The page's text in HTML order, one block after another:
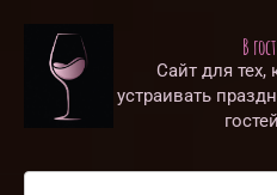
контенту
В
Сайт для
устраивать
Поиск: